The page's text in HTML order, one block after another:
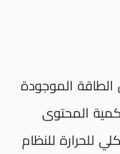
الموجودة
المحتوى
للحرارة للنظام